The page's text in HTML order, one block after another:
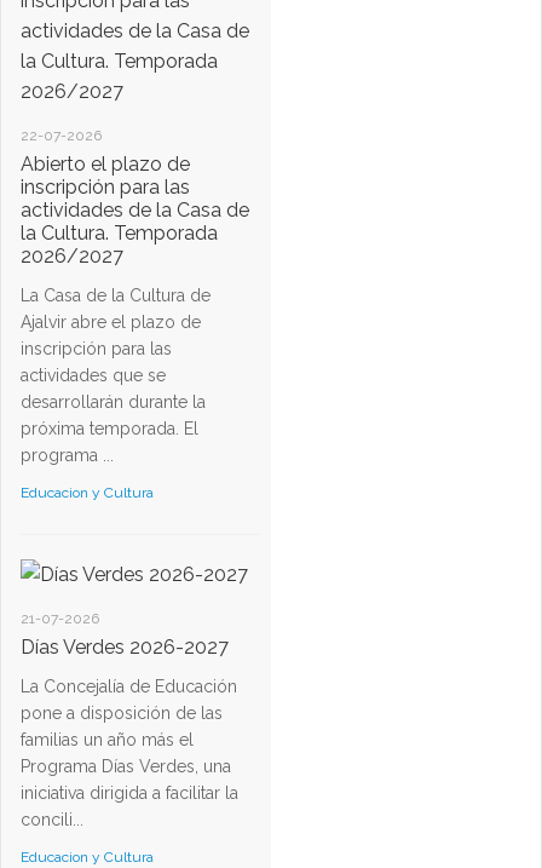
22-07-2026
Abierto el plazo de
inscripción para las
actividades de la Casa de
la Cultura. Temporada
2026/2027
La Casa de la Cultura de
Ajalvir abre el plazo de
inscripción para las
actividades que se
desarrollarán durante la
próxima temporada. El
programa ...
Educacion y Cultura
21-07-2026
Días Verdes 2026-2027
La Concejalía de Educación
pone a disposición de las
familias un año más el
Programa Días Verdes, una
iniciativa dirigida a facilitar la
concili...
Educacion y Cultura